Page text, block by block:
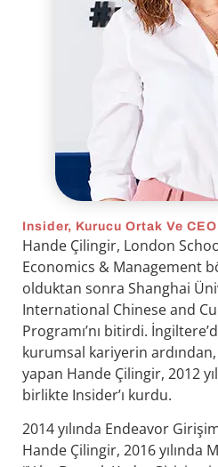
Insider, Kurucu Ortak Ve CEO
Hande Çilingir, London
Economics & Management
olduktan sonra Shanghai
International Chinese and
Programı’nı bitirdi.
kurumsal kariyerin ardından,
yapan Hande Çilingir, 2012
birlikte Insider’ı kurdu.
2014 yılında Endeavor
Hande Çilingir, 2016 yılında